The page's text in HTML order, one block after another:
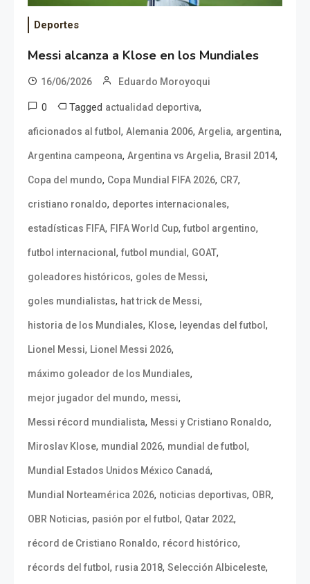
Deportes
Messi alcanza a Klose en los Mundiales
16/06/2026 Eduardo Moroyoqui
0 Tagged actualidad deportiva,
aficionados al futbol , Alemania 2006, Argelia, argentina,
Argentina campeona, Argentina vs Argelia, Brasil 2014,
Copa del mundo, Copa Mundial FIFA 2026, CR7,
cristiano ronaldo, deportes internacionales,
estadísticas FIFA, FIFA World Cup, futbol argentino,
futbol internacional , futbol mundial , GOAT,
goleadores históricos, goles de Messi,
goles mundialistas, hat trick de Messi,
historia de los Mundiales, Klose, leyendas del futbol ,
Lionel Messi, Lionel Messi 2026,
máximo goleador de los Mundiales,
mejor jugador del mundo, messi,
Messi récord mundialista, Messi y Cristiano Ronaldo,
Miroslav Klose, mundial 2026, mundial de futbol ,
Mundial Estados Unidos México Canadá,
Mundial Norteamérica 2026, noticias deportivas, OBR,
OBR Noticias, pasión por el futbol , Qatar 2022,
récord de Cristiano Ronaldo, récord histórico,
récords del futbol , rusia 2018, Selección Albiceleste,